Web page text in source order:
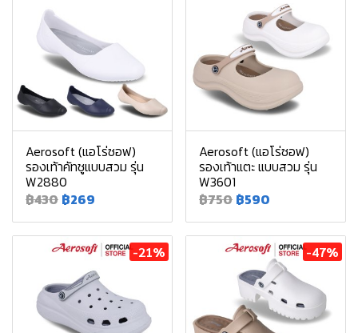
Aerosoft (แอโร่ซอฟ)
รองเท้าคัทชูแบบสวม รุ่น
W2880
฿430 ฿269
Aerosoft (แอโร่ซอฟ)
รองเท้าแตะ แบบสวม รุ่น
W3601
฿750 ฿590
-21% -47%